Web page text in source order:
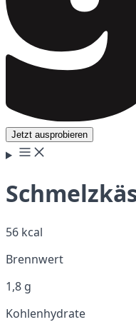
Jetzt ausprobieren
56 kcal
Brennwert
1,8 g
Kohlenhydrate